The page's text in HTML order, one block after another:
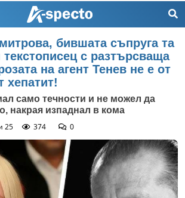
бившата съпруга та
текстописец с разтърсваща
на агент Тенев не е от
хепатит!
само течности и не можел да
накрая изпаднал в кома
25
374 0